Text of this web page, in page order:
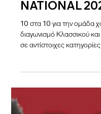
NATIONAL
10 στα 10 για την ομάδα